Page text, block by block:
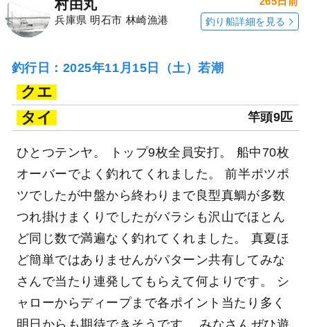
村由丸
兵庫県 明石市 林崎漁港 釣り船詳細を見る
釣行日：2025年11月15日（土）若潮
クエ
タイ
竿頭9匹
ひとつテンヤ。 トップ9枚全員安打。 船中70枚
オーバーでよく釣れてくれました。 前半ポツポ
ツでしたが中盤から終わりまで良型真鯛が多数
つれ掛けまくりでしたがバラシも沢山でほとん
ど同じ数で満遍なく釣れてくれました。 真夏ほ
ど簡単ではありませんがパターン共有してみな
さんで当たり連発してもらえて何よりです。 シ
ャローからディープまで各ポイント当たり多く